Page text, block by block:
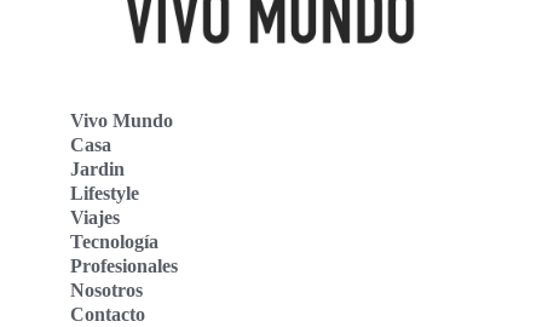
Vivo Mundo
Casa
Jardin
Lifestyle
Viajes
Tecnología
Profesionales
Nosotros
Contacto